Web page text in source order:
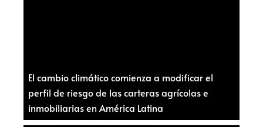
El cambio climático comienza a modificar el
perfil de riesgo de las carteras agrícolas e
inmobiliarias en América Latina